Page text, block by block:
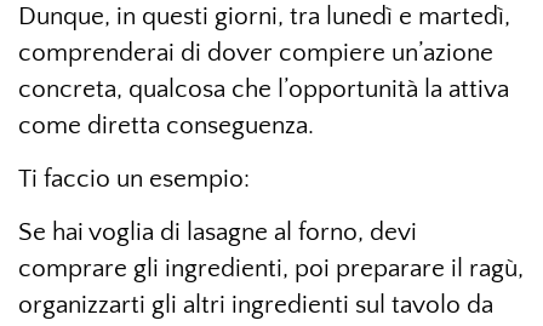
Dunque, in questi giorni, tra lunedì e martedì,
comprenderai di dover compiere un’azione
concreta, qualcosa che l’opportunità la attiva
come diretta conseguenza.
Ti faccio un esempio:
Se hai voglia di lasagne al forno, devi
comprare gli ingredienti, poi preparare il ragù,
organizzarti gli altri ingredienti sul tavolo da